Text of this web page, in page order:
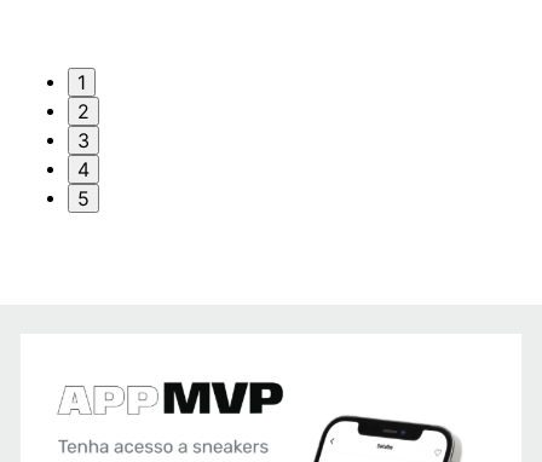
1
2
3
4
5